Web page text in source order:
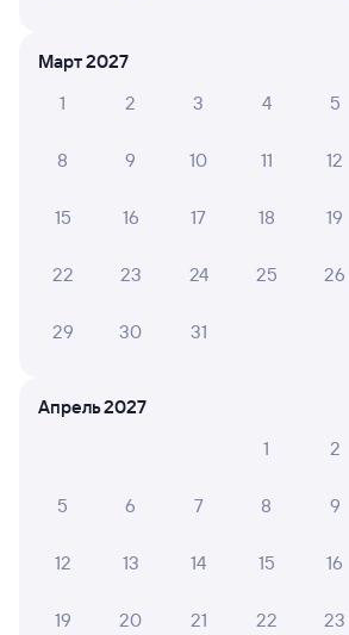
Март 2027
1
2 3 4 5
8 9 10 11 12
15 16 17 18 19
22 23 24 25 26
29 30 31
Апрель 2027
1
2
5 6 7 8 9
12 13 14 15 16
19 20 21 22 23